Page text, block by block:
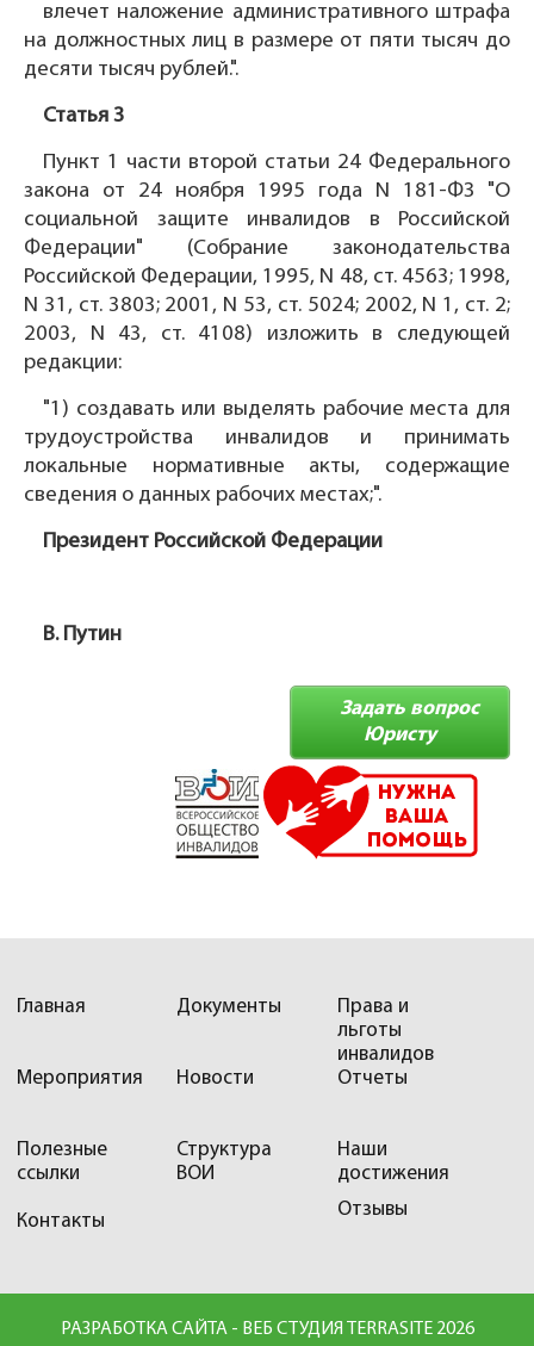
влечет наложение административного штрафа
на должностных лиц в размере от пяти тысяч до
десяти тысяч рублей.".
Статья 3
Пункт 1 части второй статьи 24 Федерального
закона от 24 ноября 1995 года N 181-ФЗ "О
социальной защите инвалидов в Российской
Федерации" (Собрание законодательства
Российской Федерации, 1995, N 48, ст. 4563; 1998,
N 31, ст. 3803; 2001, N 53, ст. 5024; 2002, N 1, ст. 2;
2003, N 43, ст. 4108) изложить в следующей
редакции:
"1) создавать или выделять рабочие места для
трудоустройства инвалидов и принимать
локальные нормативные акты, содержащие
сведения о данных рабочих местах;".
Президент Российской Федерации
В. Путин
Задать вопрос
Юристу
Главная Документы
Права и
льготы
инвалидов
Мероприятия
Новости Отчеты
Полезные
ссылки
Структура
ВОИ
Наши
достижения
Отзывы
Контакты
РАЗРАБОТКА САЙТА - ВЕБ СТУДИЯ TERRASITE 2026